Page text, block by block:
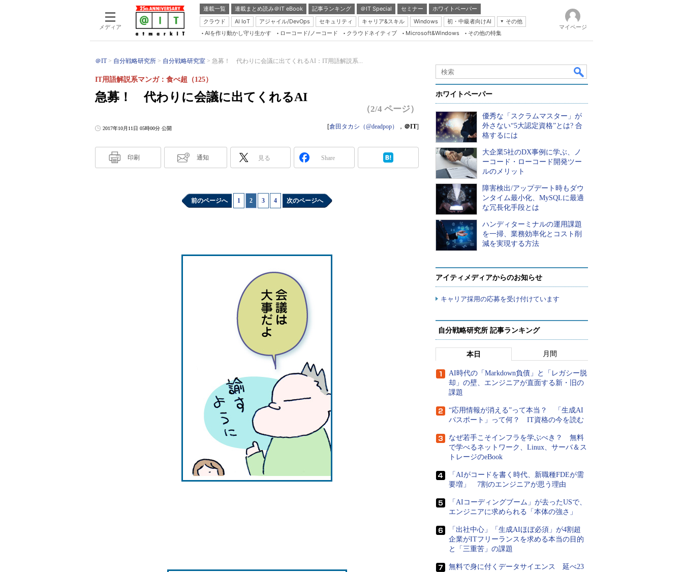
メディア
連載一覧 連載まとめ読み＠IT eBook 記事ランキング ＠IT Special セミナー
ホワイトペーパー
クラウド
AI IoT アジャイル/DevOps セキュリティ キャリア&スキル Windows 初・中級者向けAI
その他
Server & Storage
Database Expert
Master of IP Network
Security & Trust
AIを作り動かし守り生かす ローコード/ノーコード クラウドネイティブ Microsoft&Windows その他の特集
マイページ
＠IT 自分戦略研究所 自分戦略研究室 急募！ 代わりに会議に出てくれるAI：IT用語解説系...
急募！ 代わりに会議に出てくれるAI
IT用語解説系マンガ：食べ超（125）
（2/4 ページ）
2017年10月11日 05時00分 公開 [倉田タカシ（@deadpop） ， ＠IT]
印刷 通知 見る Share
前のページへ 1 2 3 4 次のページへ
ホワイトペーパー
優秀な「スクラムマスター」が
外さない“5大認定資格”とは? 合
格するには
大企業5社のDX事例に学ぶ、ノ
ーコード・ローコード開発ツー
ルのメリット
障害検出/アップデート時もダウ
ンタイム最小化、MySQLに最適
な冗長化手段とは
ハンディターミナルの運用課題
を一掃、業務効率化とコスト削
減を実現する方法
アイティメディアからのお知らせ
キャリア採用の応募を受け付けています
自分戦略研究所 記事ランキング
本日 月間
AI時代の「Markdown負債」と「レガシー脱
却」の壁、エンジニアが直面する新・旧の
課題
“応用情報が消える”って本当？ 「生成AI
パスポート」って何？ IT資格の今を読む
なぜ若手こそインフラを学ぶべき？ 無料
で学べるネットワーク、Linux、サーバ＆ス
トレージのeBook
「AIがコードを書く時代、新職種FDEが需
要増」 7割のエンジニアが思う理由
「AIコーディングブーム」が去ったUSで、
エンジニアに求められる「本体の強さ」
「出社中心」「生成AIほぼ必須」が4割超
企業がITフリーランスを求める本当の目的
と「三重苦」の課題
無料で身に付くデータサイエンス 延べ23